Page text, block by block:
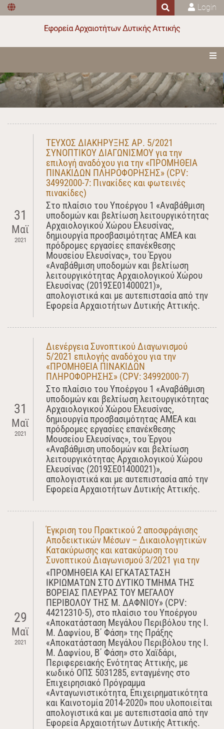
Login
31
Μαϊ
2021
ΤΕΥΧΟΣ ΔΙΑΚΗΡΥΞΗΣ ΑΡ. 5/2021
ΣΥΝΟΠΤΙΚΟΥ ΔΙΑΓΩΝΙΣΜΟΥ για την
επιλογή αναδόχου για την «ΠΡΟΜΗΘΕΙΑ
ΠΙΝΑΚΙΔΩΝ ΠΛΗΡΟΦΟΡΗΣΗΣ» (CPV:
34992000-7: Πινακίδες και φωτεινές
πινακίδες)
Στο πλαίσιο του Υποέργου 1 «Αναβάθμιση
υποδομών και βελτίωση λειτουργικότητας
Αρχαιολογικού Χώρου Ελευσίνας,
δημιουργία προσβασιμότητας ΑΜΕΑ και
πρόδρομες εργασίες επανέκθεσης
Μουσείου Ελευσίνας», του Έργου
«Αναβάθμιση υποδομών και βελτίωση
λειτουργικότητας Αρχαιολογικού Χώρου
Ελευσίνας (2019ΣΕ01400021)»,
απολογιστικά και με αυτεπιστασία από την
Εφορεία Αρχαιοτήτων Δυτικής Αττικής.
31
Μαϊ
2021
Διενέργεια Συνοπτικού Διαγωνισμού
5/2021 επιλογής αναδόχου για την
«ΠΡΟΜΗΘΕΙΑ ΠΙΝΑΚΙΔΩΝ
ΠΛΗΡΟΦΟΡΗΣΗΣ» (CPV: 34992000-7)
Στο πλαίσιο του Υποέργου 1 «Αναβάθμιση
υποδομών και βελτίωση λειτουργικότητας
Αρχαιολογικού Χώρου Ελευσίνας,
δημιουργία προσβασιμότητας ΑΜΕΑ και
πρόδρομες εργασίες επανέκθεσης
Μουσείου Ελευσίνας», του Έργου
«Αναβάθμιση υποδομών και βελτίωση
λειτουργικότητας Αρχαιολογικού Χώρου
Ελευσίνας (2019ΣΕ01400021)»,
απολογιστικά και με αυτεπιστασία από την
Εφορεία Αρχαιοτήτων Δυτικής Αττικής.
29
Μαϊ
2021
Έγκριση του Πρακτικού 2 αποσφράγισης
Αποδεικτικών Μέσων – Δικαιολογητικών
Κατακύρωσης και κατακύρωση του
Συνοπτικού Διαγωνισμού 3/2021 για την
«ΠΡΟΜΗΘΕΙΑ ΚΑΙ ΕΓΚΑΤΑΣΤΑΣΗ
ΙΚΡΙΩΜΑΤΩΝ ΣΤΟ ΔΥΤΙΚΟ ΤΜΗΜΑ ΤΗΣ
ΒΟΡΕΙΑΣ ΠΛΕΥΡΑΣ ΤΟΥ ΜΕΓΑΛΟΥ
ΠΕΡΙΒΟΛΟΥ ΤΗΣ Μ. ΔΑΦΝΙΟΥ» (CPV:
44212310-5), στο πλαίσιο του Yποέργου
«Αποκατάσταση Μεγάλου Περιβόλου της Ι.
Μ. Δαφνίου, Β΄ Φάση» της Πράξης
«Αποκατάσταση Μεγάλου Περιβόλου της Ι.
Μ. Δαφνίου, Β΄ Φάση» στο Χαϊδάρι,
Περιφερειακής Ενότητας Αττικής, με
κωδικό ΟΠΣ 5031285, ενταγμένης στο
Επιχειρησιακό Πρόγραμμα
«Ανταγωνιστικότητα, Επιχειρηματικότητα
και Καινοτομία 2014-2020» που υλοποιείται
απολογιστικά και με αυτεπιστασία από την
Εφορεία Αρχαιοτήτων Δυτικής Αττικής.